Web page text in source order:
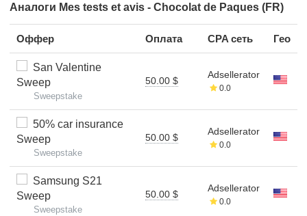
Аналоги Mes tests et avis - Chocolat de Paques (FR)
Оффер Оплата CPA сеть Гео
San Valentine
Sweep
Sweepstake
50.00 $
Adsellerator
0.0
50% car insurance
Sweep
Sweepstake
50.00 $
Adsellerator
0.0
Samsung S21
Sweep
Sweepstake
50.00 $
Adsellerator
0.0